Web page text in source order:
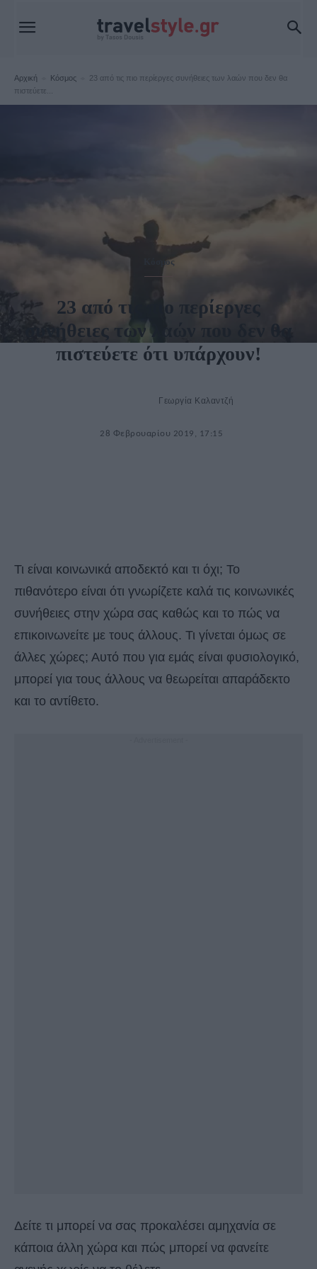
Αρχική Κόσμος
23 από τις πιο περίεργες συνήθειες των λαών που δεν θα
πιστεύετε...
Κόσμος
23 από τις πιο περίεργες
συνήθειες των λαών που δεν θα
πιστεύετε ότι υπάρχουν!
Γεωργία Καλαντζή
28 Φεβρουαρίου 2019, 17:15
Τι είναι κοινωνικά αποδεκτό και τι όχι; Το
πιθανότερο είναι ότι γνωρίζετε καλά τις κοινωνικές
συνήθειες στην χώρα σας καθώς και το πώς να
επικοινωνείτε με τους άλλους. Τι γίνεται όμως σε
άλλες χώρες; Αυτό που για εμάς είναι φυσιολογικό,
μπορεί για τους άλλους να θεωρείται απαράδεκτο
και το αντίθετο.
Δείτε τι μπορεί να σας προκαλέσει αμηχανία σε
κάποια άλλη χώρα και πώς μπορεί να φανείτε